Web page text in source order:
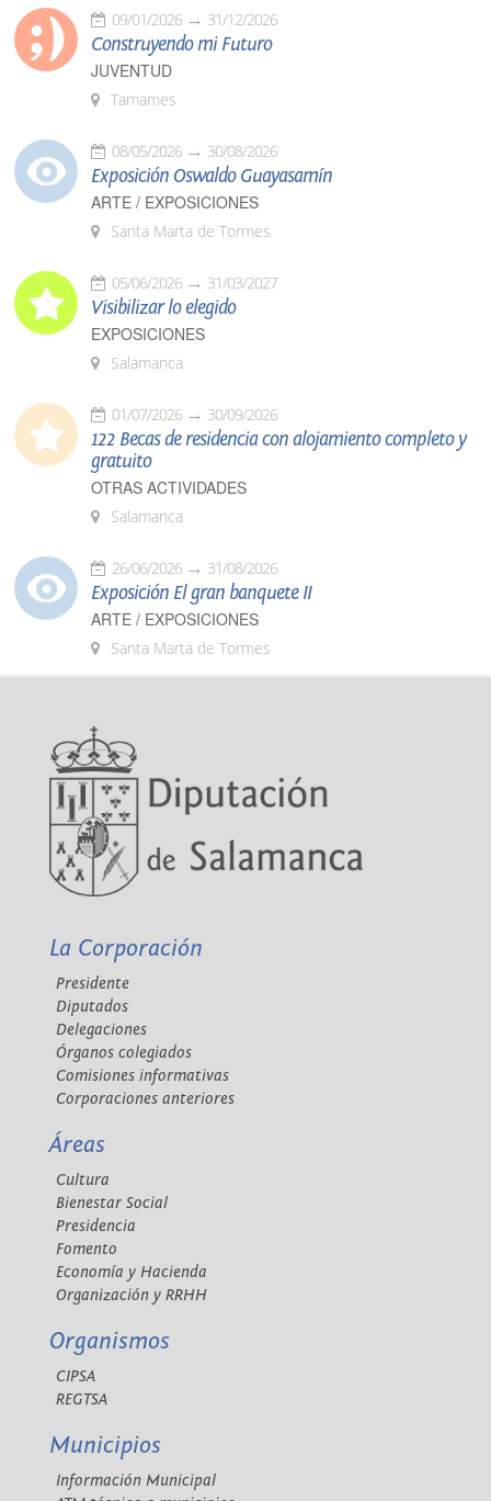
09/01/2026 31/12/2026
Construyendo mi Futuro
JUVENTUD
Tamames
08/05/2026 30/08/2026
Exposición Oswaldo Guayasamín
ARTE / EXPOSICIONES
Santa Marta de Tormes
05/06/2026 31/03/2027
Visibilizar lo elegido
EXPOSICIONES
Salamanca
01/07/2026 30/09/2026
122 Becas de residencia con alojamiento completo y
gratuito
OTRAS ACTIVIDADES
Salamanca
26/06/2026 31/08/2026
Exposición El gran banquete II
ARTE / EXPOSICIONES
Santa Marta de Tormes
La Corporación
Presidente
Diputados
Delegaciones
Órganos colegiados
Comisiones informativas
Corporaciones anteriores
Áreas
Cultura
Bienestar Social
Presidencia
Fomento
Economía y Hacienda
Organización y RRHH
Organismos
CIPSA
REGTSA
Municipios
Información Municipal